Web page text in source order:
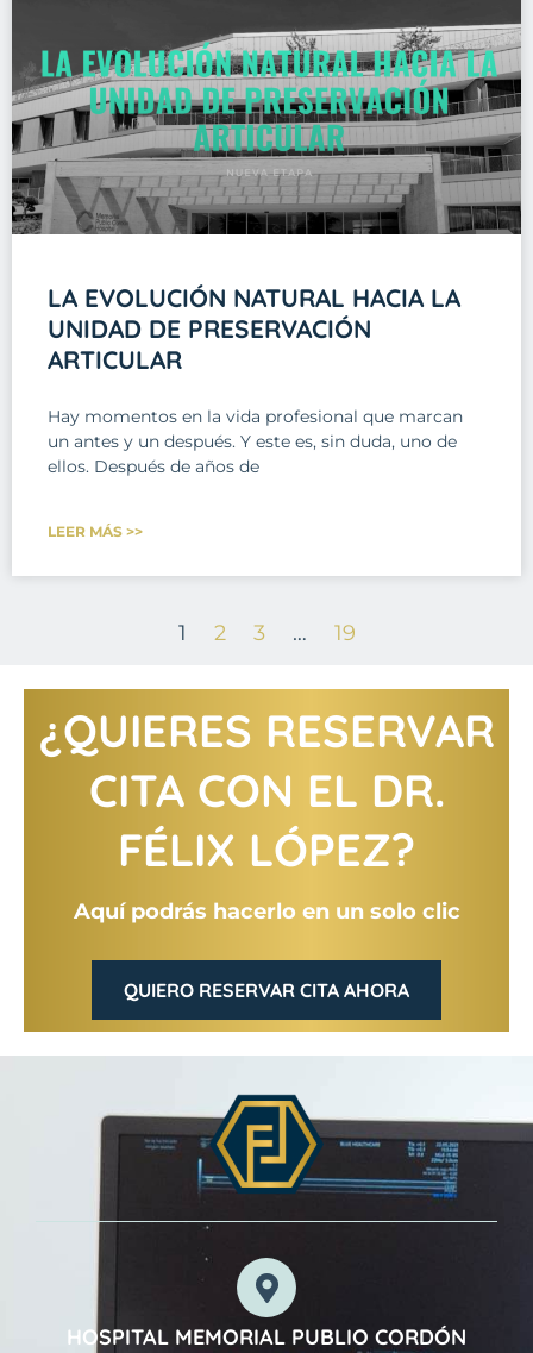
LA EVOLUCIÓN NATURAL HACIA LA
UNIDAD DE PRESERVACIÓN
ARTICULAR
Hay momentos en la vida profesional que marcan
un antes y un después. Y este es, sin duda, uno de
ellos. Después de años de
LEER MÁS >>
1 2 3 … 19
¿QUIERES RESERVAR
CITA CON EL DR.
FÉLIX LÓPEZ?
Aquí podrás hacerlo en un solo clic
QUIERO RESERVAR CITA AHORA
HOSPITAL MEMORIAL PUBLIO CORDÓN